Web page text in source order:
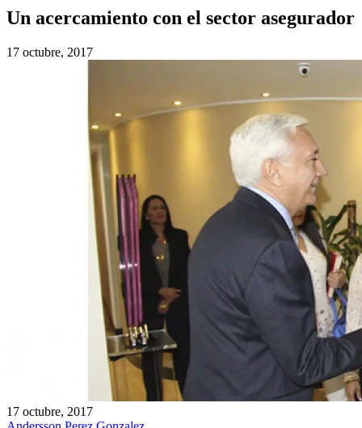
Un acercamiento con el sector asegurador
17 octubre, 2017
17 octubre, 2017